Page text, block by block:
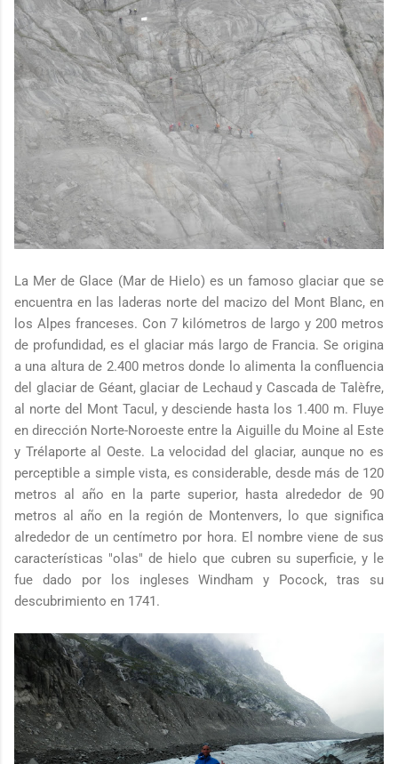
La Mer de Glace (Mar de Hielo) es un famoso glaciar que se
encuentra en las laderas norte del macizo del Mont Blanc, en
los Alpes franceses. Con 7 kilómetros de largo y 200 metros
de profundidad, es el glaciar más largo de Francia. Se origina
a una altura de 2.400 metros donde lo alimenta la confluencia
del glaciar de Géant, glaciar de Lechaud y Cascada de Talèfre,
al norte del Mont Tacul, y desciende hasta los 1.400 m. Fluye
en dirección Norte-Noroeste entre la Aiguille du Moine al Este
y Trélaporte al Oeste. La velocidad del glaciar, aunque no es
perceptible a simple vista, es considerable, desde más de 120
metros al año en la parte superior, hasta alrededor de 90
metros al año en la región de Montenvers, lo que significa
alrededor de un centímetro por hora. El nombre viene de sus
características "olas" de hielo que cubren su superficie, y le
fue dado por los ingleses Windham y Pocock, tras su
descubrimiento en 1741.